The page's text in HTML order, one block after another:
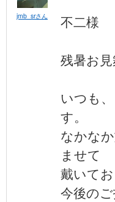
jmb_srさん 不二様
残暑お見
いつも
す。
なかな
ませて
戴いてお
今後の